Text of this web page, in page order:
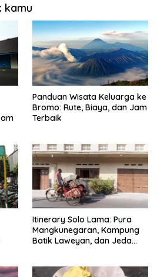
kamu
Panduan Wisata Keluarga ke
Bromo: Rute, Biaya, dan Jam
Terbaik
Itinerary Solo Lama: Pura
Mangkunegaran, Kampung
Batik Laweyan, dan Jeda